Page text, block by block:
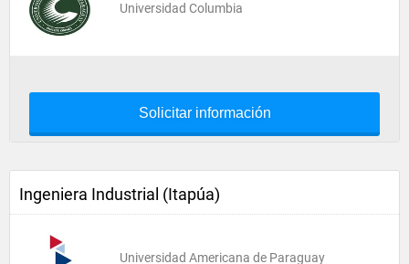
Universidad Columbia
Solicitar información
Ingeniera Industrial (Itapúa)
Universidad Americana de Paraguay